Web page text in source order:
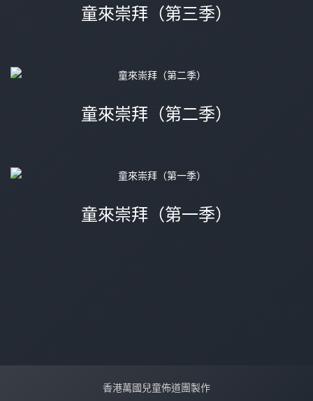
童來崇拜（第三季）
童來崇拜（第二季）
童來崇拜（第一季）
香港萬國兒童佈道團製作